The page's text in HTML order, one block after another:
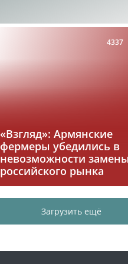
«Взгляд»: Армянские
фермеры убедились в
невозможности
российского рынка
4337
Загрузить ещё